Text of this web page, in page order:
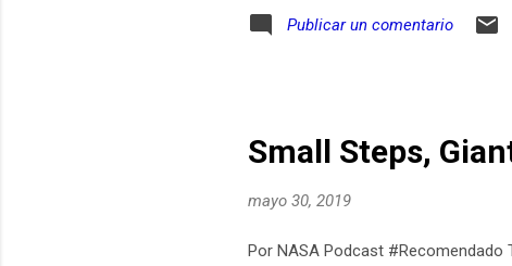
Publicar un comentario
Small Steps,
mayo 30, 2019
Por NASA Podcast #Recomendado